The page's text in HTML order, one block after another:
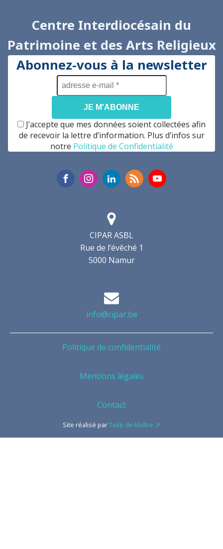
Centre Interdiocésain du
Patrimoine et des Arts Religieux
CIPAR ASBL
Rue de l’évêché 1
5000 Namur
info@cipar.be
Politique de confidentialité
Mentions légales
Contact
Abonnez-vous à la newsletter
adresse
e-
mail
*
J’accepte que mes données soient collectées afin
de recevoir la lettre d’information. Plus d’infos sur
notre Politique de Confidentialité
Site réalisé parToile de Maître ⇗